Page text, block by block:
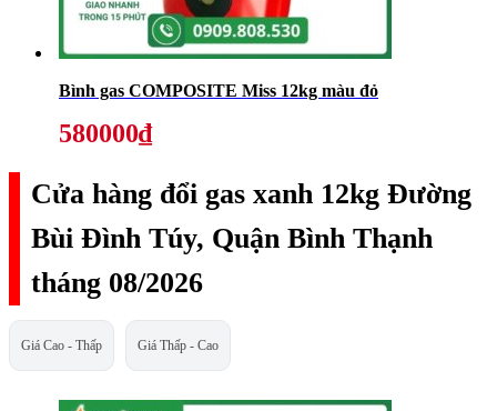
Bình gas COMPOSITE Miss 12kg màu đỏ
580000₫
Cửa hàng đổi gas xanh 12kg Đường
Bùi Đình Túy, Quận Bình Thạnh
tháng 08/2026
Giá Cao - Thấp Giá Thấp - Cao